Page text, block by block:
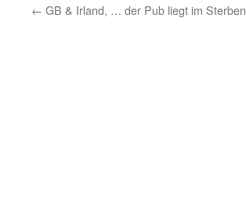
← GB & Irland, … der Pub liegt im Sterben